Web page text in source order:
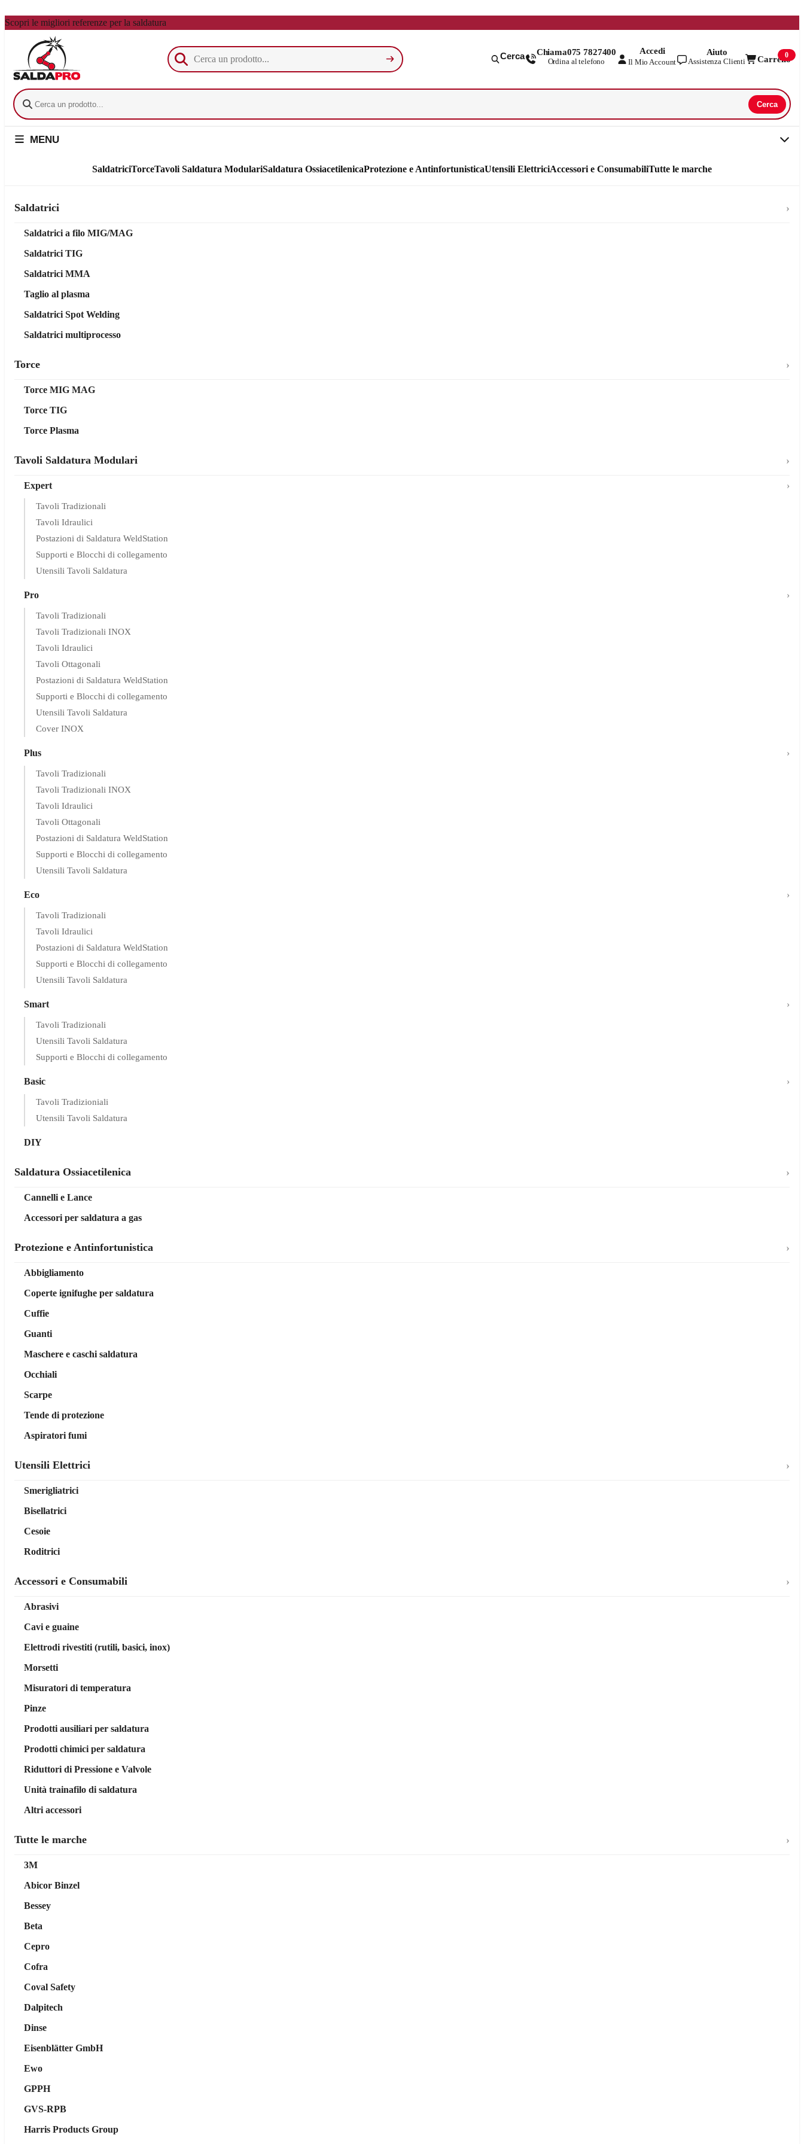
Scopri le migliori referenze per la saldatura
Cerca Chiama075 7827400
Ordina al telefono
Accedi
Il Mio Account
Aiuto
Assistenza Clienti Carrello
0
Cerca
MENU
SaldatriciTorceTavoli Saldatura ModulariSaldatura OssiacetilenicaProtezione e AntinfortunisticaUtensili ElettriciAccessori e ConsumabiliTutte le marche
Saldatrici
Saldatrici a filo MIG/MAG
Saldatrici TIG
Saldatrici MMA
Taglio al plasma
Saldatrici Spot Welding
Saldatrici multiprocesso
Torce
Torce MIG MAG
Torce TIG
Torce Plasma
Tavoli Saldatura Modulari
Expert
Tavoli Tradizionali
Tavoli Idraulici
Postazioni di Saldatura WeldStation
Supporti e Blocchi di collegamento
Utensili Tavoli Saldatura
Pro
Tavoli Tradizionali
Tavoli Tradizionali INOX
Tavoli Idraulici
Tavoli Ottagonali
Postazioni di Saldatura WeldStation
Supporti e Blocchi di collegamento
Utensili Tavoli Saldatura
Cover INOX
Plus
Tavoli Tradizionali
Tavoli Tradizionali INOX
Tavoli Idraulici
Tavoli Ottagonali
Postazioni di Saldatura WeldStation
Supporti e Blocchi di collegamento
Utensili Tavoli Saldatura
Eco
Tavoli Tradizionali
Tavoli Idraulici
Postazioni di Saldatura WeldStation
Supporti e Blocchi di collegamento
Utensili Tavoli Saldatura
Smart
Tavoli Tradizionali
Utensili Tavoli Saldatura
Supporti e Blocchi di collegamento
Basic
Tavoli Tradizioniali
Utensili Tavoli Saldatura
DIY
Saldatura Ossiacetilenica
Cannelli e Lance
Accessori per saldatura a gas
Protezione e Antinfortunistica
Abbigliamento
Coperte ignifughe per saldatura
Cuffie
Guanti
Maschere e caschi saldatura
Occhiali
Scarpe
Tende di protezione
Aspiratori fumi
Utensili Elettrici
Smerigliatrici
Bisellatrici
Cesoie
Roditrici
Accessori e Consumabili
Abrasivi
Cavi e guaine
Elettrodi rivestiti (rutili, basici, inox)
Morsetti
Misuratori di temperatura
Pinze
Prodotti ausiliari per saldatura
Prodotti chimici per saldatura
Riduttori di Pressione e Valvole
Unità trainafilo di saldatura
Altri accessori
Tutte le marche
3M
Abicor Binzel
Bessey
Beta
Cepro
Cofra
Coval Safety
Dalpitech
Dinse
Eisenblätter GmbH
Ewo
GPPH
GVS-RPB
Harris Products Group